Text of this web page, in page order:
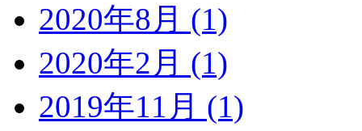
2020年8月 (1)
2020年2月 (1)
2019年11月 (1)